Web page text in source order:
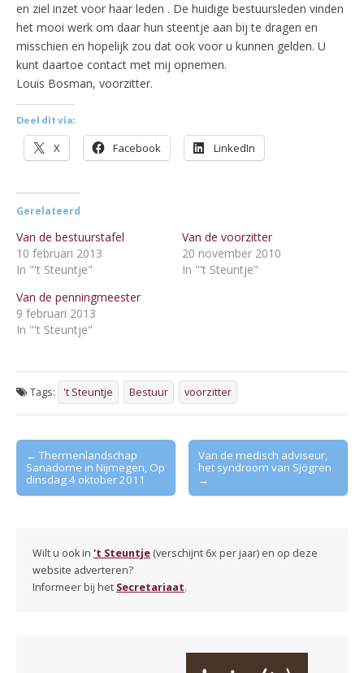
en ziel inzet voor haar leden . De huidige bestuursleden vinden
het mooi werk om daar hun steentje aan bij te dragen en
misschien en hopelijk zou dat ook voor u kunnen gelden. U
kunt daartoe contact met mij opnemen.
Louis Bosman, voorzitter.
Deel dit via:
X Facebook LinkedIn
Gerelateerd
Van de bestuurstafel
10 februari 2013
In "'t Steuntje"
Van de voorzitter
20 november 2010
In "'t Steuntje"
Van de penningmeester
9 februari 2013
In "'t Steuntje"
Tags: 't Steuntje Bestuur voorzitter
Post
navigation
← Thermenlandschap
Sanadome in Nijmegen, Op
dinsdag 4 oktober 2011
Van de medisch adviseur,
het syndroom van Sjögren
→
Wilt u ook in 't Steuntje (verschijnt 6x per jaar) en op deze
website adverteren?
Informeer bij het Secretariaat.